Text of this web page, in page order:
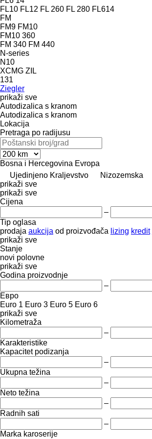
FL10 FL12 FL 260 FL 280 FL614
FM
FM9 FM10
FM10 360
FM 340 FM 440
N-series
N10
XCMG ZIL
131
Ziegler
prikaži sve
Autodizalica s kranom
Autodizalica s kranom
Lokacija
Pretraga po radijusu
Bosna i Hercegovina Evropa
Ujedinjeno Kraljevstvo
Nizozemska
prikaži sve
prikaži sve
Cijena
–
Tip oglasa
prodaja aukcija od proizvođača lizing kredit
prikaži sve
Stanje
novi polovne
prikaži sve
Godina proizvodnje
–
Евро
Euro 1 Euro 3 Euro 5 Euro 6
prikaži sve
Kilometraža
–
Karakteristike
Kapacitet podizanja
–
Ukupna težina
–
Neto težina
–
Radnih sati
–
Marka karoserije